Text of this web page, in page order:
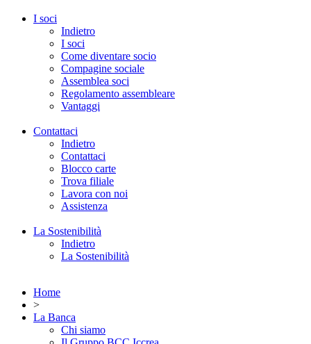
I soci
Indietro
I soci
Come diventare socio
Compagine sociale
Assemblea soci
Regolamento assembleare
Vantaggi
Contattaci
Indietro
Contattaci
Blocco carte
Trova filiale
Lavora con noi
Assistenza
La Sostenibilità
Indietro
La Sostenibilità
Home
>
La Banca
Chi siamo